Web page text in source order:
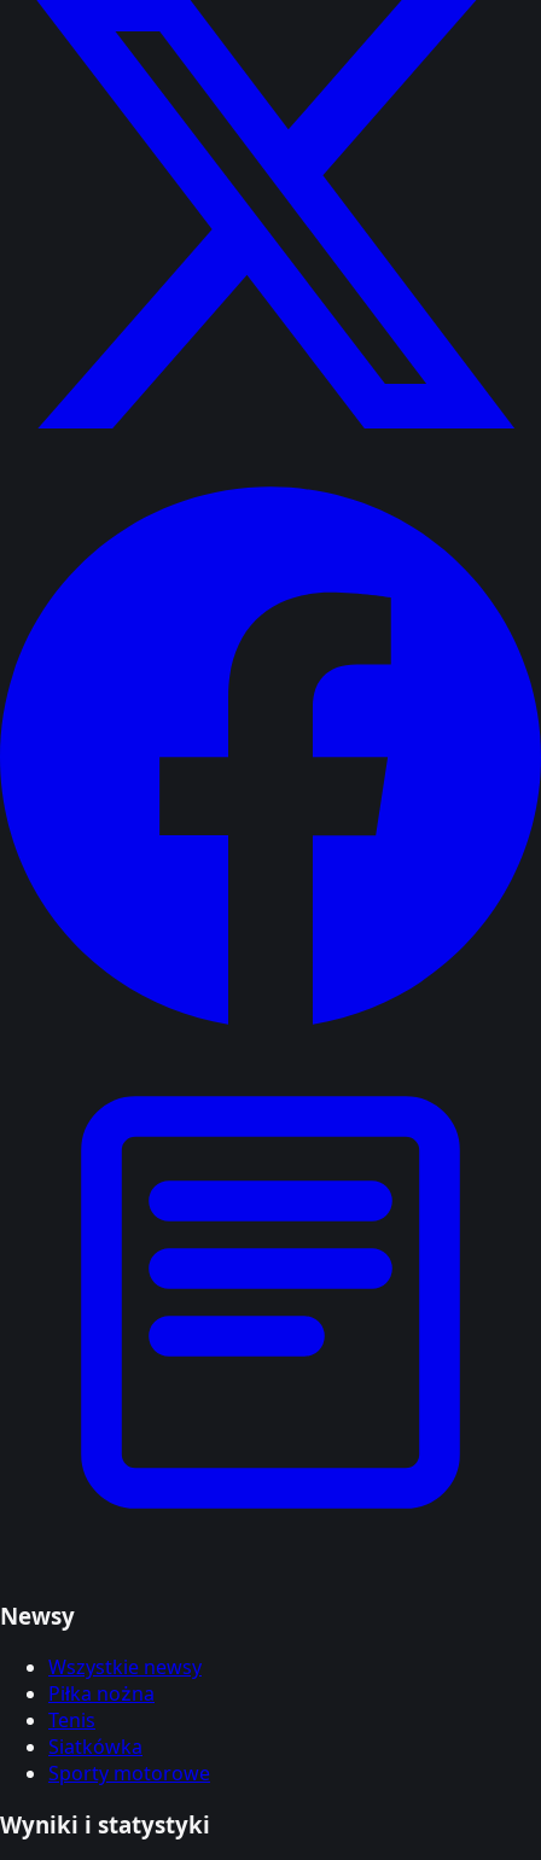
Newsy
Wszystkie newsy
Piłka nożna
Tenis
Siatkówka
Sporty motorowe
Wyniki i statystyki